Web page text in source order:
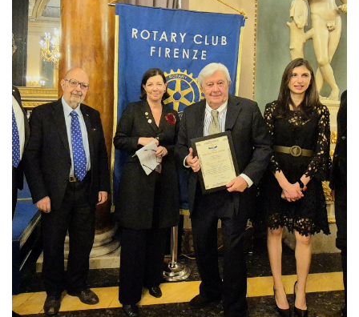
STORIA
La Storia Del Club
Rotaract Firenze
PHF
Interact Firenze
PHF